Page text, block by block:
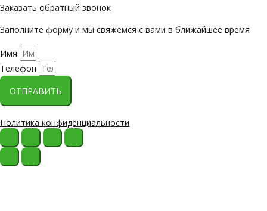
Заказать обратный звонок
Заполните форму и мы свяжемся с вами в ближайшее время
Имя
Телефон
ОТПРАВИТЬ
Политика конфиденциальности